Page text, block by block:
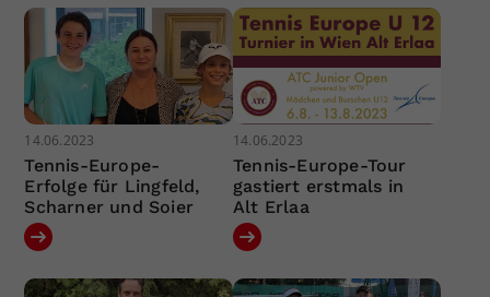
14.06.2023
Tennis-Europe-
Erfolge für Lingfeld,
Scharner und Soier
14.06.2023
Tennis-Europe-Tour
gastiert erstmals in
Alt Erlaa